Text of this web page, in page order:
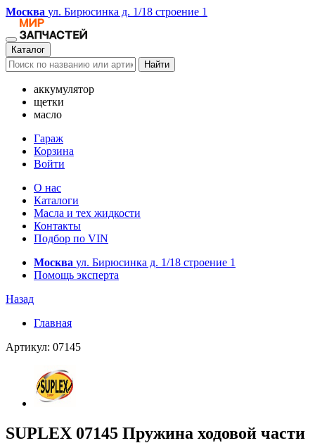
Москва ул. Бирюсинка д. 1/18 строение 1
Каталог
Найти
аккумулятор
щетки
масло
Гараж
Корзина
Войти
О нас
Каталоги
Масла и тех жидкости
Контакты
Подбор по VIN
Москва ул. Бирюсинка д. 1/18 строение 1
Помощь эксперта
Назад
Главная
Артикул: 07145
SUPLEX 07145 Пружина ходовой части